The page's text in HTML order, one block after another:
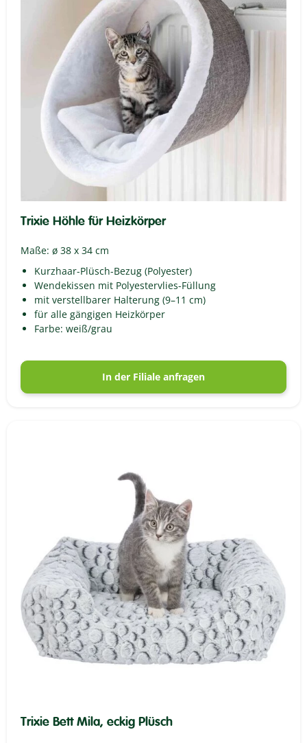
Trixie Höhle für Heizkörper
Maße: ø 38 x 34 cm
Kurzhaar-Plüsch-Bezug (Polyester)
Wendekissen mit Polyestervlies-Füllung
mit verstellbarer Halterung (9–11 cm)
für alle gängigen Heizkörper
Farbe: weiß/grau
In der Filiale anfragen
Trixie Bett Mila, eckig Plüsch